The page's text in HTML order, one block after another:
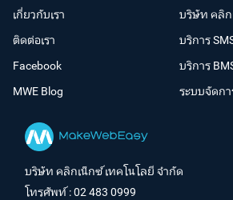
เกี่ยวกับเรา
ติดต่อเรา
Facebook
MWE Blog
บริษัท คลิก
บริการ
บริการ
ระบบจัดก
บริษัท คลิกเน็กซ์ เทคโนโลยี จำกัด
โทรศัพท์ :02 483 0999